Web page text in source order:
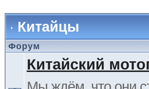
Китайцы
Форум
Китайский